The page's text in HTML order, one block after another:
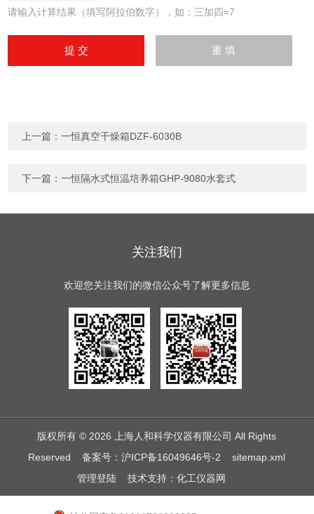
请输入计算结果（填写阿拉伯数字），如：三加四=7
上一篇：一恒真空干燥箱DZF-6030B
下一篇：一恒隔水式恒温培养箱GHP-9080水套式
关注我们
欢迎您关注我们的微信公众号了解更多信息
版权所有 © 2026 上海人和科学仪器有限公司 All Rights
Reserved备案号：沪ICP备16049646号-2
sitemap.xml
管理登陆技术支持： 化工仪器网